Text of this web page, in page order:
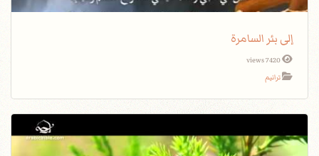
إلى بئر السامرة
7420 views
ترانيم